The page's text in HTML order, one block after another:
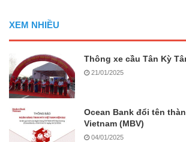
XEM NHIỀU
Thông xe cầu Tân Kỳ
21/01/2025
Ocean Bank đổi tên
Vietnam (MBV)
04/01/2025